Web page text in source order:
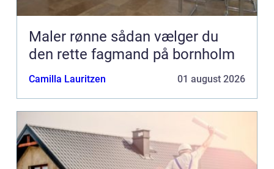
Maler rønne sådan vælger du
den rette fagmand på bornholm
Camilla Lauritzen 01 august 2026